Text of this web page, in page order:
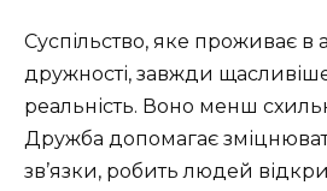
Суспільство, яке проживає в
дружності, завжди
реальність. Воно менш
Дружба допомагає
зв’язки, робить людей